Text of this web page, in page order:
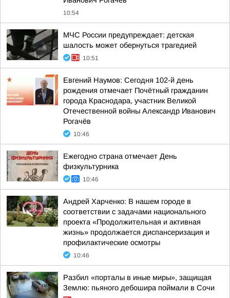
10:54
МЧС России предупреждает: детская
шалость может обернуться трагедией
10:51
Евгений Наумов: Сегодня 102-й день
рождения отмечает Почётный гражданин
города Краснодара, участник Великой
Отечественной войны Александр Иванович
Рогачёв
10:46
Ежегодно страна отмечает День
физкультурника
10:46
Андрей Харченко: В нашем городе в
соответствии с задачами национального
проекта «Продолжительная и активная
жизнь» продолжается диспансеризация и
профилактические осмотры
10:46
Разбил «порталы в иные миры», защищая
Землю: пьяного дебошира поймали в Сочи